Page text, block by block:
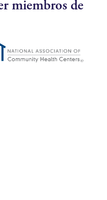
miembros de